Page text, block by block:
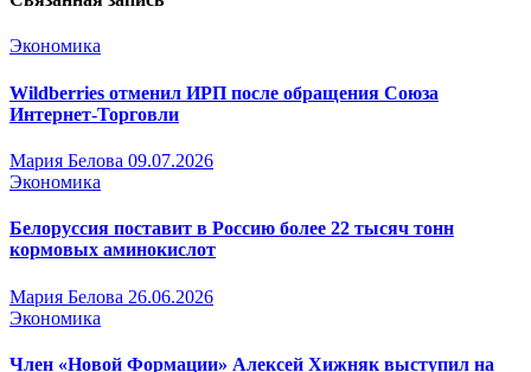
Экономика
Wildberries отменил ИРП после обращения Союза
Интернет-Торговли
Мария Белова 09.07.2026
Экономика
Белоруссия поставит в Россию более 22 тысяч тонн
кормовых аминокислот
Мария Белова 26.06.2026
Экономика
Член «Новой Формации» Алексей Хижняк выступил на